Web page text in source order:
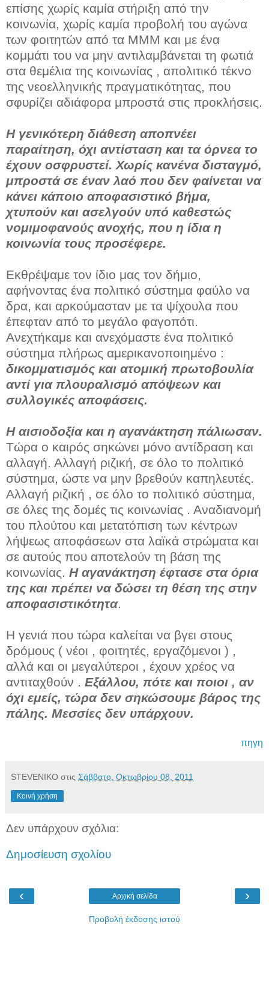
επίσης χωρίς καμία στήριξη από την
κοινωνία, χωρίς καμία προβολή του αγώνα
των φοιτητών από τα ΜΜΜ και με ένα
κομμάτι του να μην αντιλαμβάνεται τη φωτιά
στα θεμέλια της κοινωνίας , απολιτικό τέκνο
της νεοελληνικής πραγματικότητας, που
σφυρίζει αδιάφορα μπροστά στις προκλήσεις.
Η γενικότερη διάθεση αποπνέει
παραίτηση, όχι αντίσταση και τα όρνεα το
έχουν οσφρυστεί. Χωρίς κανένα δισταγμό,
μπροστά σε έναν λαό που δεν φαίνεται να
κάνει κάποιο αποφασιστικό βήμα,
χτυπούν και ασελγούν υπό καθεστώς
νομιμοφανούς ανοχής, που η ίδια η
κοινωνία τους προσέφερε.
Εκθρέψαμε τον ίδιο μας τον δήμιο,
αφήνοντας ένα πολιτικό σύστημα φαύλο να
δρα, και αρκούμασταν με τα ψίχουλα που
έπεφταν από το μεγάλο φαγοπότι.
Ανεχτήκαμε και ανεχόμαστε ένα πολιτικό
σύστημα πλήρως αμερικανοποιημένο :
δικομματισμός και ατομική πρωτοβουλία
αντί για πλουραλισμό απόψεων και
συλλογικές αποφάσεις.
Η αισιοδοξία και η αγανάκτηση πάλιωσαν.
Τώρα ο καιρός σηκώνει μόνο αντίδραση και
αλλαγή. Αλλαγή ριζική, σε όλο το πολιτικό
σύστημα, ώστε να μην βρεθούν καπηλευτές.
Αλλαγή ριζική , σε όλο το πολιτικό σύστημα,
σε όλες της δομές τις κοινωνίας . Αναδιανομή
του πλούτου και μετατόπιση των κέντρων
λήψεως αποφάσεων στα λαϊκά στρώματα και
σε αυτούς που αποτελούν τη βάση της
κοινωνίας.
Η αγανάκτηση έφτασε στα όρια
της και πρέπει να δώσει τη θέση της στην
αποφασιστικότητα.
Η γενιά που τώρα καλείται να βγει στους
δρόμους ( νέοι , φοιτητές, εργαζόμενοι ) ,
αλλά και οι μεγαλύτεροι , έχουν χρέος να
αντιταχθούν . Εξάλλου, πότε και ποιοι , αν
όχι εμείς, τώρα δεν σηκώσουμε βάρος της
πάλης. Μεσσίες δεν υπάρχουν.
πηγη
STEVENIKO στις Σάββατο, Οκτωβρίου 08, 2011
Κοινή χρήση
Δεν υπάρχουν σχόλια:
Δημοσίευση σχολίου
‹ ›
Αρχική σελίδα
Προβολή έκδοσης ιστού